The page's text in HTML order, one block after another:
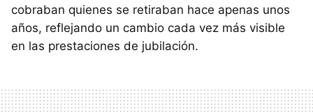
cobraban quienes se retiraban hace apenas unos
años, reflejando un cambio cada vez más visible
en las prestaciones de jubilación.